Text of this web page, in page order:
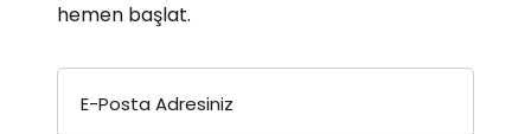
hemen başlat.
E-Posta Adresiniz